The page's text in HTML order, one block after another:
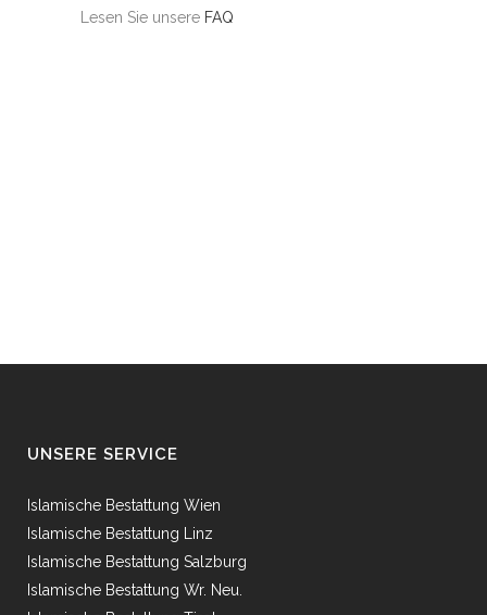
Lesen Sie unsere FAQ
UNSERE SERVICE
Islamische Bestattung Wien
Islamische Bestattung Linz
Islamische Bestattung Salzburg
Islamische Bestattung Wr. Neu.